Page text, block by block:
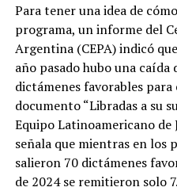
Para tener una idea de
programa, un informe del
Argentina (CEPA) indicó
año pasado hubo una caída
dictámenes favorables para
documento “Libradas a su
Equipo Latinoamericano de
señala que mientras en los
salieron 70 dictámenes
de 2024 se remitieron solo 7.